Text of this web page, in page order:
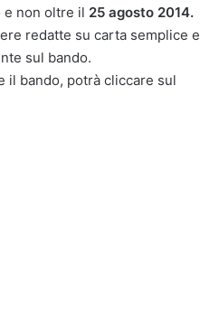
e non oltre il 25 agosto 2014.
redatte su carta semplice e
sul bando.
il bando, potrà cliccare sul